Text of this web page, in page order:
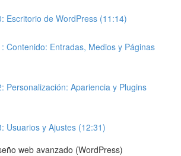
Escritorio de WordPress (11:14)
Contenido: Entradas, Medios y Páginas
Personalización: Apariencia y Plugins
Usuarios y Ajustes (12:31)
web avanzado (WordPress)